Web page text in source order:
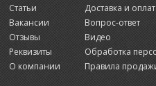
Статьи
Вакансии
Отзывы
Реквизиты
О компании
Доставка и
Вопрос-ответ
Видео
Обработка
Правила